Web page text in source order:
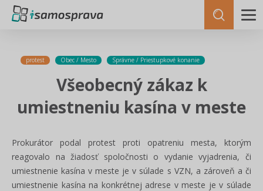
protest Obec / Mesto Správne / Priestupkové konanie
Všeobecný zákaz k
umiestneniu kasína v meste
Prokurátor podal protest proti opatreniu mesta, ktorým
reagovalo na žiadosť spoločnosti o vydanie vyjadrenia, či
umiestnenie kasína v meste je v súlade s VZN, a zároveň a či
umiestnenie kasína na konkrétnej adrese v meste je v súlade